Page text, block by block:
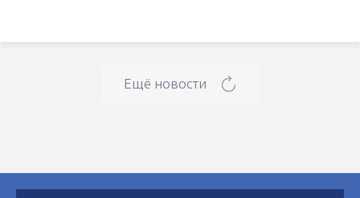
Ещё новости